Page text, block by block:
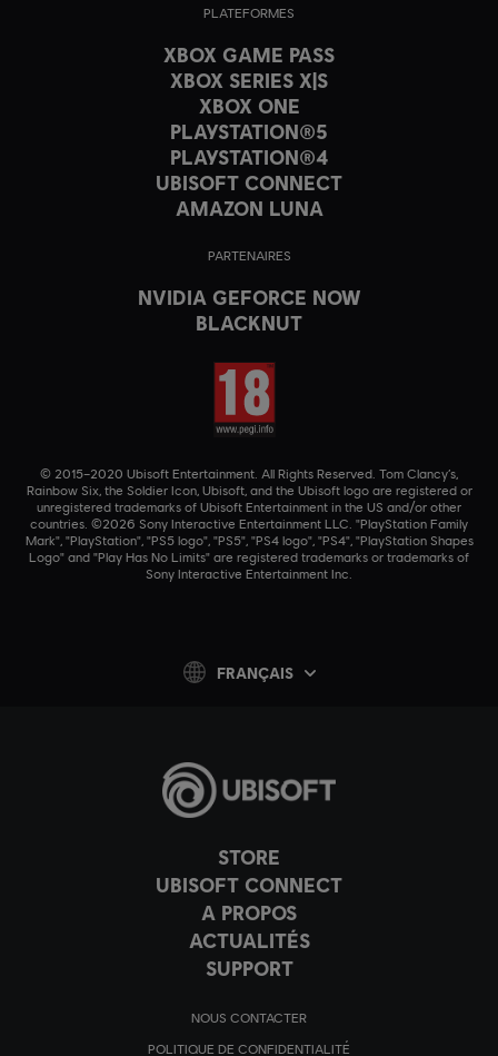
STORE
UBISOFT CONNECT
A PROPOS
ACTUALITÉS
SUPPORT
NOUS CONTACTER
POLITIQUE DE CONFIDENTIALITÉ
PLATEFORMES
XBOX GAME PASS
XBOX SERIES X|S
XBOX ONE
PLAYSTATION®5
PLAYSTATION®4
UBISOFT CONNECT
AMAZON LUNA
PARTENAIRES
NVIDIA GEFORCE NOW
BLACKNUT
© 2015–2020 Ubisoft Entertainment. All Rights Reserved. Tom Clancy’s,
Rainbow Six, the Soldier Icon, Ubisoft, and the Ubisoft logo are registered or
unregistered trademarks of Ubisoft Entertainment in the US and/or other
countries. ©2026 Sony Interactive Entertainment LLC. "PlayStation Family
Mark", "PlayStation", "PS5 logo", "PS5", "PS4 logo", "PS4", "PlayStation Shapes
Logo" and "Play Has No Limits" are registered trademarks or trademarks of
Sony Interactive Entertainment Inc.
FRANÇAIS